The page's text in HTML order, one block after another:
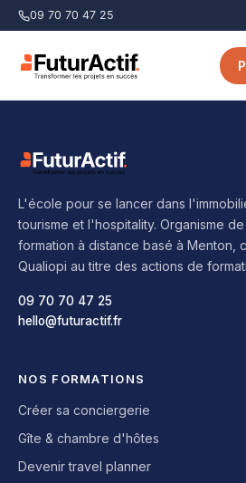
09 70 70 47 25
L'école pour se lancer dans
tourisme et l'hospitality. Organisme de
formation à distance basé à Menton,
Qualiopi au titre des actions de
09 70 70 47 25
hello@futuractif.fr
NOS FORMATIONS
Créer sa conciergerie
Gîte & chambre d'hôtes
Devenir travel planner